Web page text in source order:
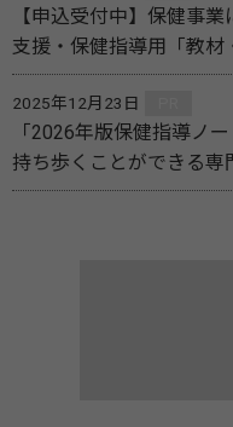
【申込受付中】保健事
支援・保健指導用「教材
2025年12月23日
「2026年版保健指導ノ
持ち歩くことができる専